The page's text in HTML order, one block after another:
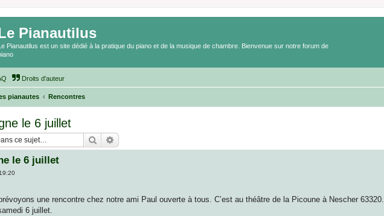
Pianautilus
Pianautilus est un site dédié à la pratique du piano et de la musique de chambre. Bienvenue sur notre forum de
Droits d'auteur
pianautes Rencontres
le 6 juillet
Rechercher
le 6 juillet
une rencontre chez notre ami Paul ouverte à tous. C’est au théâtre de la Picoune à Nescher 63320.
6 juillet.